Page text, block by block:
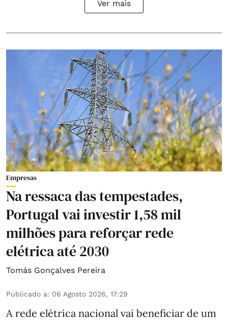
Ver mais
Empresas
Na ressaca das tempestades,
Portugal vai investir 1,58 mil
milhões para reforçar rede
elétrica até 2030
Tomás Gonçalves Pereira
Publicado a: 06 Agosto 2026, 17:29
A rede elétrica nacional vai beneficiar de um